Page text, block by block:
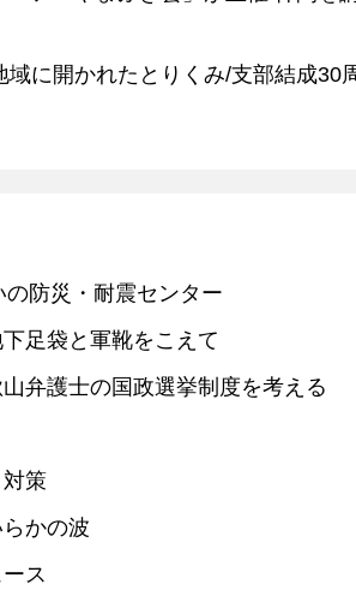
域に開かれたとりくみ/支部結成30
の防災・耐震センター
下足袋と軍靴をこえて
山弁護士の国政選挙制度を考える
策
かの波
ス